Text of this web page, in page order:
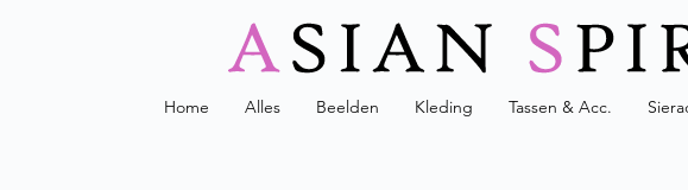
Home Alles Beelden Kleding Tassen & Acc.